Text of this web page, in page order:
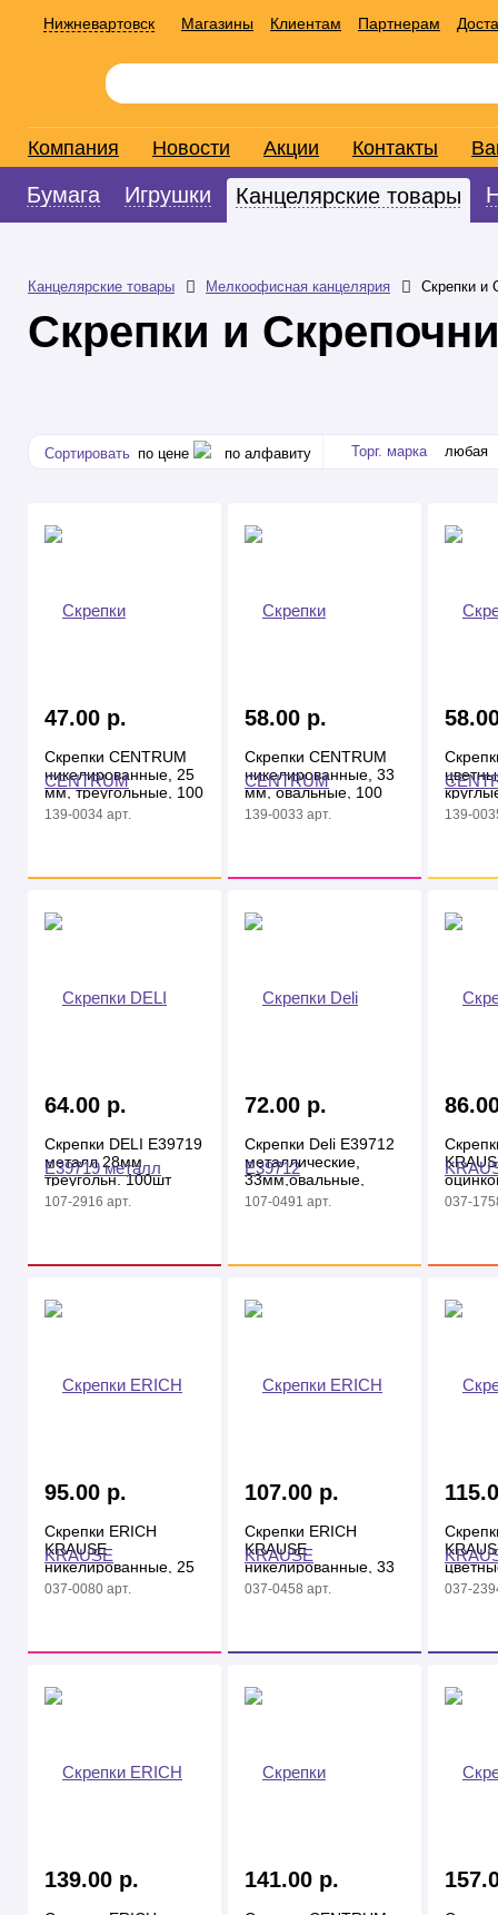
Нижневартовск Магазины Клиентам Партнерам
Компания Новости Акции Контакты
Бумага Игрушки Канцелярские товары
Канцелярские товары Мелкоофисная канцелярия Скрепки и
Скрепки и
Сортировать по цене по алфавиту Торг. марка любая
47.00 р.
Скрепки CENTRUM
никелированные, 25
мм, треугольные, 100
шт. в карт.уп.
139-0034 арт.
58.00 р.
Скрепки CENTRUM
никелированные, 33
мм, овальные, 100
шт. в карт. уп.
139-0033 арт.
карт.уп.
139-
64.00 р.
Скрепки DELI E39719
металл 28мм
треугольн. 100шт
картон. кор.
107-2916 арт.
72.00 р.
Скрепки Deli E39712
металлические,
33мм,овальные,
100шт, в картю уп.
107-0491 арт.
мм,
037-
95.00 р.
Скрепки ERICH
KRAUSE
никелированные, 25
мм, треугольные, 100
037-0080 арт.
107.00 р.
Скрепки ERICH
KRAUSE
никелированные, 33
мм, овальные, 100
037-0458 арт. 037-
139.00 р. 141.00 р.